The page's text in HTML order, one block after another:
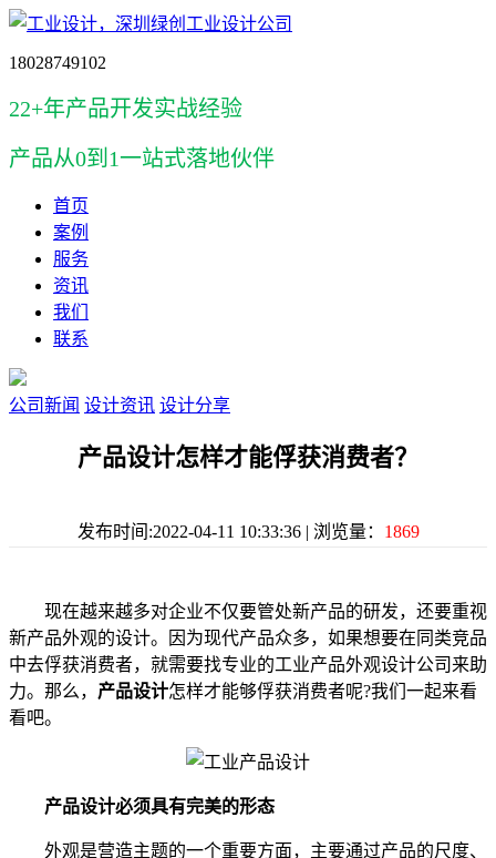
18028749102
22+年产品开发实战经验
产品从0到1一站式落地伙伴
首页
案例
服务
资讯
我们
联系
公司新闻 设计资讯 设计分享
产品设计怎样才能俘获消费者？
发布时间:2022-04-11 10:33:36 | 浏览量： 1869
现在越来越多对企业不仅要管处新产品的研发，还要重视
新产品外观的设计。因为现代产品众多，如果想要在同类竞品
中去俘获消费者，就需要找专业的工业产品外观设计公司来助
力。那么， 产品设计怎样才能够俘获消费者呢?我们一起来看
看吧。
产品设计必须具有完美的形态
外观是营造主题的一个重要方面，主要通过产品的尺度、